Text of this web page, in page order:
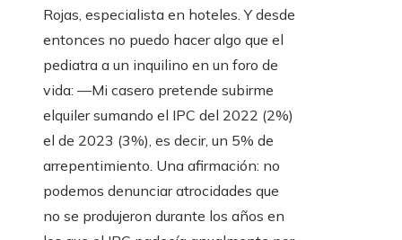
Rojas, especialista en hoteles. Y desde
entonces no puedo hacer algo que el
pediatra a un inquilino en un foro de
vida: —Mi casero pretende subirme
elquiler sumando el IPC del 2022 (2%)
el de 2023 (3%), es decir, un 5% de
arrepentimiento. Una afirmación: no
podemos denunciar atrocidades que
no se produjeron durante los años en